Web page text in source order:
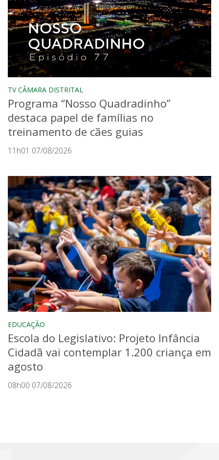
TV CÂMARA DISTRITAL
Programa “Nosso Quadradinho”
destaca papel de famílias no
treinamento de cães guias
11h01 07/08/2026
EDUCAÇÃO
Escola do Legislativo: Projeto Infância
Cidadã vai contemplar 1.200 criança em
agosto
08h00 07/08/2026